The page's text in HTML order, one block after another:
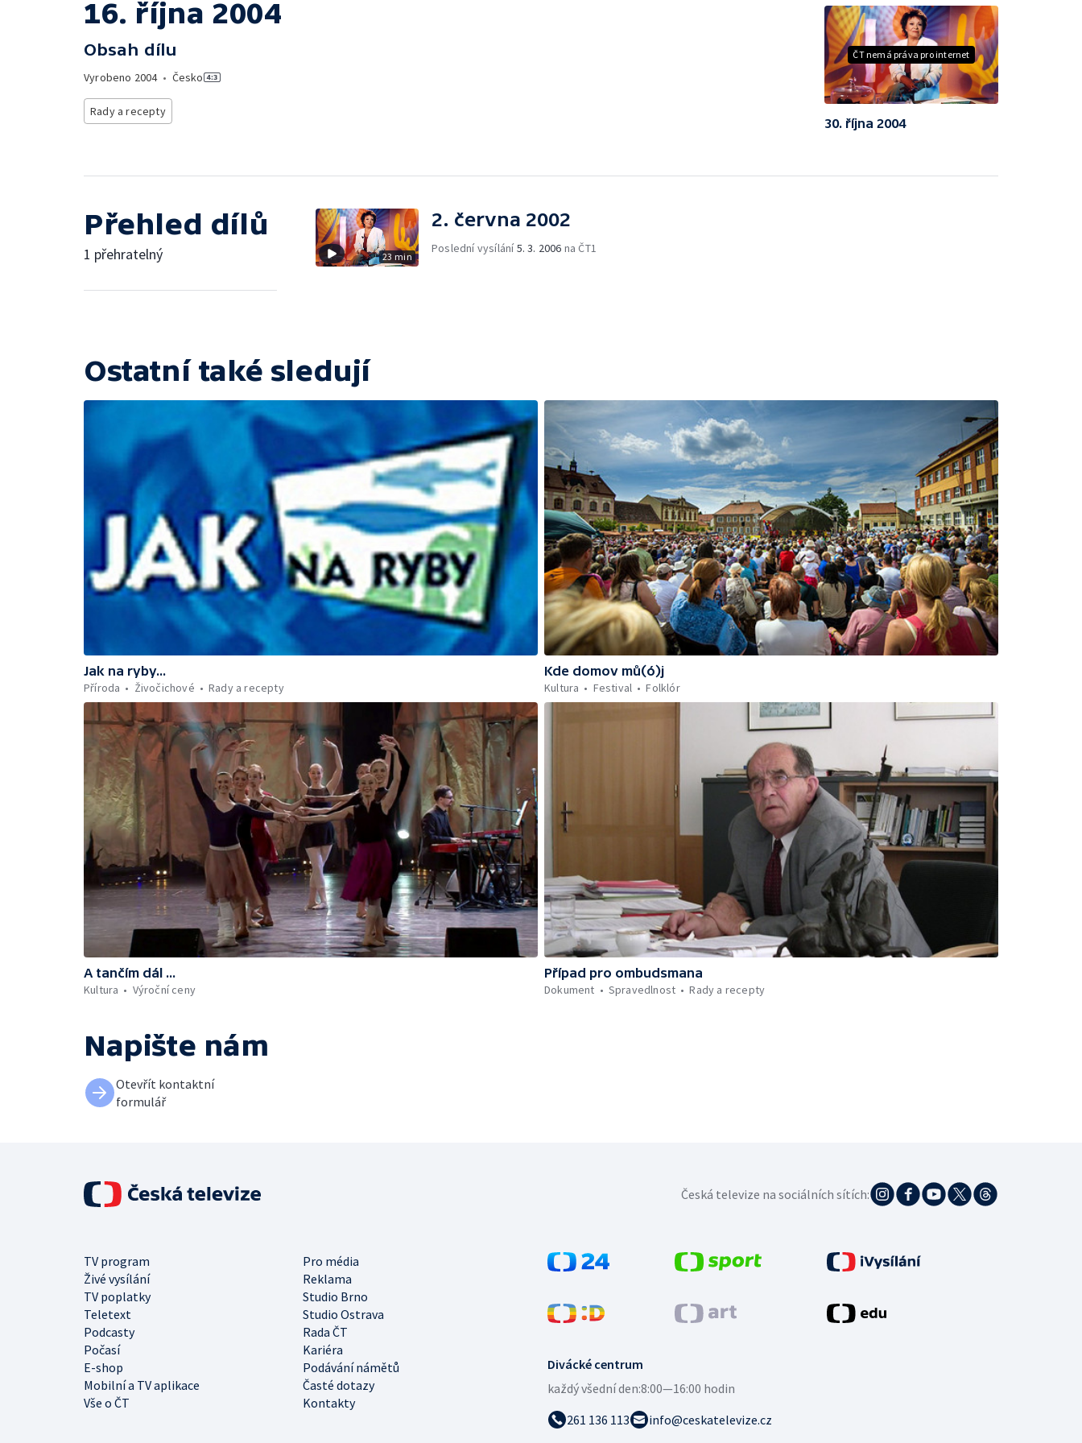
16. října 2004
Obsah dílu
Vyrobeno 2004• Česko
Rady a recepty
ČT nemá práva pro internet
30. října 2004
Přehled dílů
1 přehratelný 23 min
2. června 2002
Poslední vysílání5. 3. 2006 na ČT1
Ostatní také sledují
Jak na ryby...
Příroda
Živočichové Rady a recepty
Kde domov mů(ó)j
Kultura
Festival Folklór
A tančím dál ...
Kultura
Výroční ceny
Případ pro ombudsmana
Dokument
Spravedlnost Rady a recepty
Napište nám
Otevřít kontaktní
formulář
Divácké centrum
každý všední den:8:00—16:00 hodin
261 136 113
info@ceskatelevize.cz
TV program
Pro média
Živé vysílání
Reklama
TV poplatky
Studio Brno
Teletext
Studio Ostrava
Podcasty
Rada ČT
Počasí
Kariéra
E-shop
Podávání námětů
Mobilní a TV aplikace
Časté dotazy
Vše o ČT
Kontakty
Česká televize na sociálních sítích: